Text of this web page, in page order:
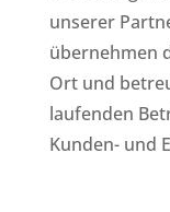
unserer
übernehmen
Ort und
laufenden
Kunden- und